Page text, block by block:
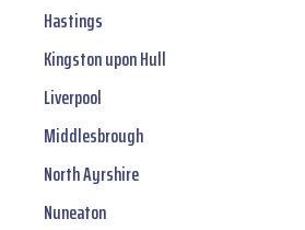
Hastings
Kingston upon Hull
Liverpool
Middlesbrough
North Ayrshire
Nuneaton